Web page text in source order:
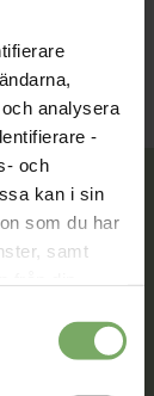
analysera
-
och
kan i sin
som du har
samt
viktig del